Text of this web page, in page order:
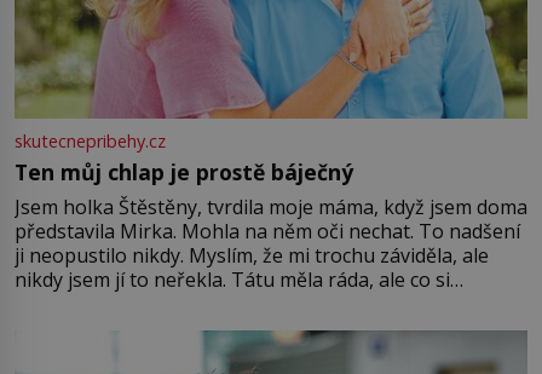
skutecnepribehy.cz
Ten můj chlap je prostě báječný
Jsem holka Štěstěny, tvrdila moje máma, když jsem doma
představila Mirka. Mohla na něm oči nechat. To nadšení
ji neopustilo nikdy. Myslím, že mi trochu záviděla, ale
nikdy jsem jí to neřekla. Tátu měla ráda, ale co si
Jsme spolu moc rádi Tehdy byla jiná doba, když